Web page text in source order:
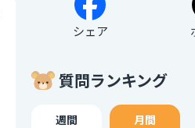
シェア
質問ランキング
週間 月間